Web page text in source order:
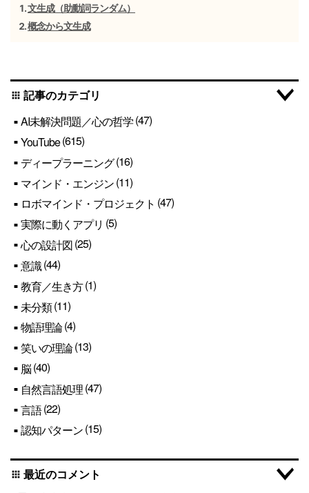
文生成（助動詞ランダム）
概念から文生成
apps 記事のカテゴリ
AI未解決問題／心の哲学(47)
YouTube(615)
ディープラーニング(16)
マインド・エンジン(11)
ロボマインド・プロジェクト (47)
実際に動くアプリ (5)
心の設計図(25)
意識(44)
教育／生き方(1)
未分類(11)
物語理論(4)
笑いの理論(13)
脳(40)
自然言語処理(47)
言語(22)
認知パターン(15)
apps 最近のコメント